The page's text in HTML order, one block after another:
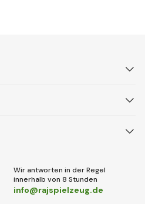
Wir antworten in der Regel
innerhalb von 8 Stunden
info@rajspielzeug.de